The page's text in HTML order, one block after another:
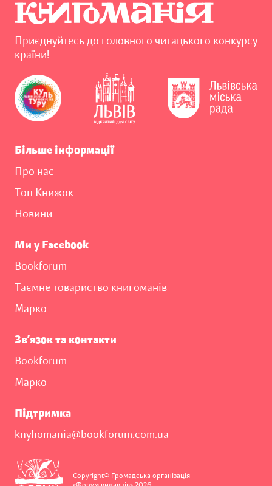
Приєднуйтесь до головного читацького конкурсу
країни!
Більше інформації
Про нас
Топ Книжок
Новини
Ми у Facebook
Bookforum
Таємне товариство книгоманів
Марко
Зв’язок та контакти
Bookforum
Марко
Підтримка
knyhomania@bookforum.com.ua
Copyright© Громадська організація